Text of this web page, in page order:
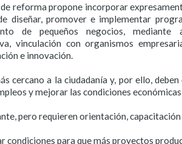
reforma propone incorporar
diseñar, promover e implementar
de pequeños negocios,
vinculación con organismos
e innovación.
cercano a la ciudadanía y, por ello,
y mejorar las condiciones económicas
pero requieren orientación,
para que más proyectos